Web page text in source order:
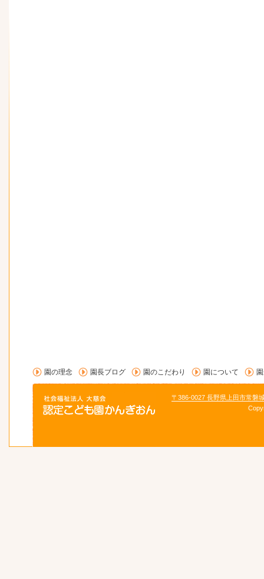
園の理念 園長ブログ 園のこだわり 園について
〒386-0027 長野県上田市常磐